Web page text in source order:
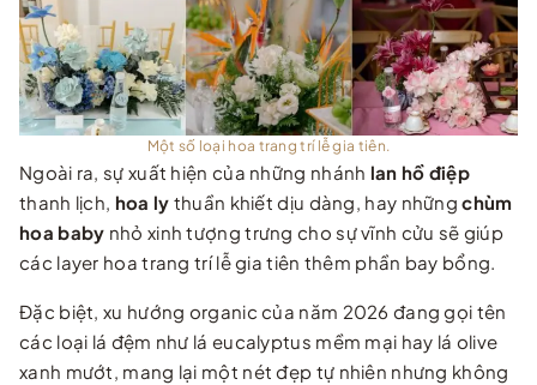
Một số loại hoa trang trí lễ gia tiên.
Ngoài ra, sự xuất hiện của những nhánh lan hồ điệp
thanh lịch, hoa ly thuần khiết dịu dàng, hay nhữngchùm
hoa baby nhỏ xinh tượng trưng cho sự vĩnh cửu sẽ giúp
các layer hoa trang trí lễ gia tiên thêm phần bay bổng.
Đặc biệt, xu hướng organic của năm 2026 đang gọi tên
các loại lá đệm như lá eucalyptus mềm mại hay lá olive
xanh mướt, mang lại một nét đẹp tự nhiên nhưng không